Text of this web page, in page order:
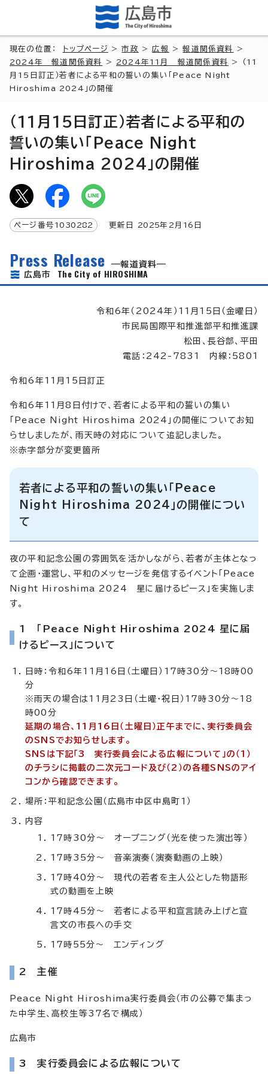
現在の位置： トップページ >市政 >広報 >報道関係資料
>
2024年 報道関係資料
> 2024年11月 報道関係資料
> （11
月15日訂正）若者による平和の誓いの集い「Peace Night
Hiroshima 2024」の開催
（11月15日訂正）若者による平和の
誓いの集い「Peace Night
Hiroshima 2024」の開催
ページ番号 1030282 更新日 2025年2月 16 日
Press Release
報道資料
広島市 The City of HIROSHIMA
令和6年（2024年）11月15日（金曜日）
市民局国際平和推進部平和推進課
松田、長谷部、平田
電話：242-7831 内線：5801
令和6年11月15日訂正
令和6年11月8日付けで、若者による平和の誓いの集い
「Peace Night Hiroshima 2024」の開催についてお知
らせしましたが、雨天時の対応について追記しました。
※赤字部分が変更箇所
若者による平和の誓いの集い「Peace
Night Hiroshima 2024」の開催につい
て
夜の平和記念公園の雰囲気を活かしながら、若者が主体となっ
て企画・運営し、平和のメッセージを発信するイベント「Peace
Night Hiroshima 2024 星に届けるピース」を実施しま
す。
1 「Peace Night Hiroshima 2024 星に届
けるピース」について
日時：令和6年11月16日（土曜日）17時30分～18時00
分
※雨天の場合は11月23日（土曜・祝日）17時30分～18
時00分
延期の場合、11月16日（土曜日）正午までに、実行委員会
のSNSでお知らせします。
SNSは下記「3 実行委員会による広報について」の（1）
のチラシに掲載の二次元コード及び（2）の各種SNSのアイ
コンから確認できます。
場所：平和記念公園（広島市中区中島町1）
内容
17時30分～ オープニング（光を使った演出等）
17時35分～ 音楽演奏（演奏動画の上映）
17時40分～ 現代の若者を主人公とした物語形
式の動画を上映
17時45分～ 若者による平和宣言読み上げと宣
言文の市長への手交
17時55分～ エンディング
2 主催
Peace Night Hiroshima実行委員会（市の公募で集まっ
た中学生、高校生等37名で構成）
広島市
3 実行委員会による広報について